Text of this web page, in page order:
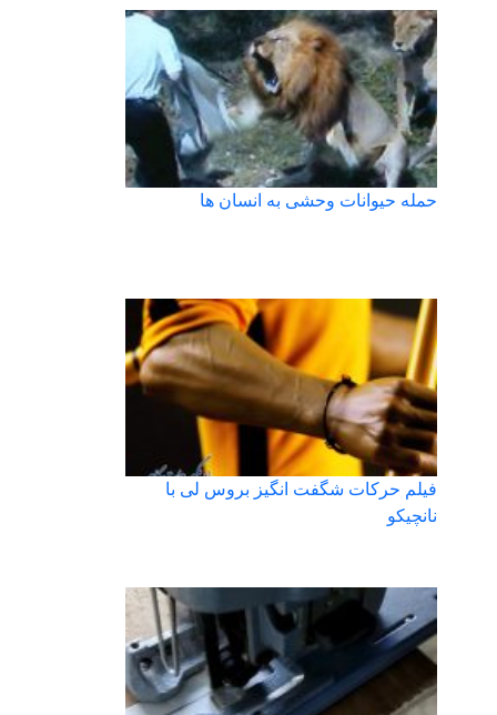
حمله حیوانات وحشی به انسان ها
فیلم حرکات شگفت انگیز بروس لی با
نانچیکو